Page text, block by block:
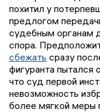
похитил у
предлогом
судебным органам
спора.
сбежать сразу
фигуранта пытался
что суд первой
невозможность
более мягкой меры